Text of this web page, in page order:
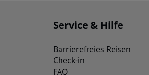
Service & Hilfe
Barrierefreies Reisen
Check-in
FAQ